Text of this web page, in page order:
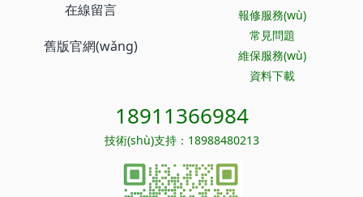
報修服務(wù)
常見問題
維保服務(wù)
資料下載
在線留言
舊版官網(wǎng)
18911366984
技術(shù)支持：18988480213